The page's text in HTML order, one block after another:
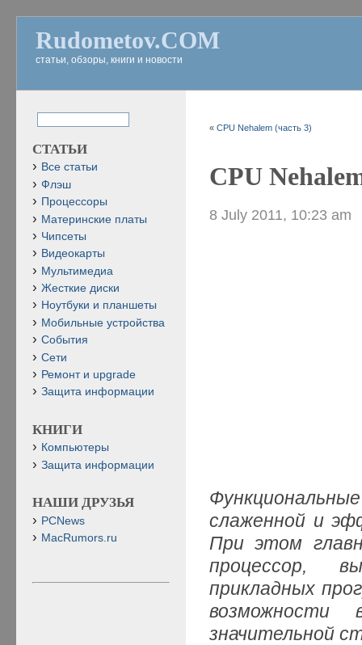
Rudometov.COM
статьи, обзоры, книги и новости
«CPU Nehalem (часть 3)
CPU
8 July 2011, 10:23 am
слаженной и
При этом
процессор,
прикладных
значительной
СТАТЬИ
Все статьи
Флэш
Процессоры
Материнские платы
Чипсеты
Видеокарты
Мультимедиа
Жесткие диски
Ноутбуки и планшеты
Мобильные устройства
События
Сети
Ремонт и upgrade
Защита информации
КНИГИ
Компьютеры
Защита информации
НАШИ ДРУЗЬЯ
PCNews
MacRumors.ru